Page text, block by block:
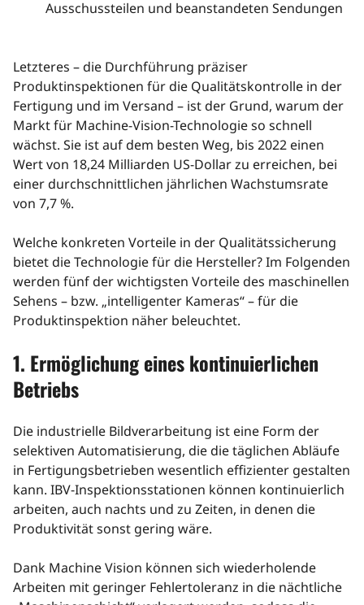
Ausschussteilen und beanstandeten Sendungen
Letzteres – die Durchführung präziser
Produktinspektionen für die Qualitätskontrolle in der
Fertigung und im Versand – ist der Grund, warum der
Markt für Machine-Vision-Technologie so schnell
wächst. Sie ist auf dem besten Weg, bis 2022 einen
Wert von 18,24 Milliarden US-Dollar zu erreichen, bei
einer durchschnittlichen jährlichen Wachstumsrate
von 7,7 %.
Welche konkreten Vorteile in der Qualitätssicherung
bietet die Technologie für die Hersteller? Im Folgenden
werden fünf der wichtigsten Vorteile des maschinellen
Sehens – bzw. „intelligenter Kameras“ – für die
Produktinspektion näher beleuchtet.
1. Ermöglichung eines kontinuierlichen
Betriebs
Die industrielle Bildverarbeitung ist eine Form der
selektiven Automatisierung, die die täglichen Abläufe
in Fertigungsbetrieben wesentlich effizienter gestalten
kann. IBV-Inspektionsstationen können kontinuierlich
arbeiten, auch nachts und zu Zeiten, in denen die
Produktivität sonst gering wäre.
Dank Machine Vision können sich wiederholende
Arbeiten mit geringer Fehlertoleranz in die nächtliche